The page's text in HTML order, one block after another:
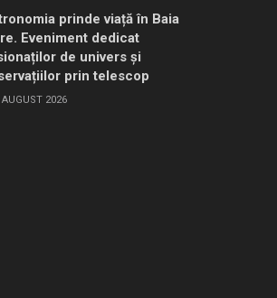
prinde viață în Baia
Eveniment dedicat
de univers și
prin telescop
AUGUST 2026